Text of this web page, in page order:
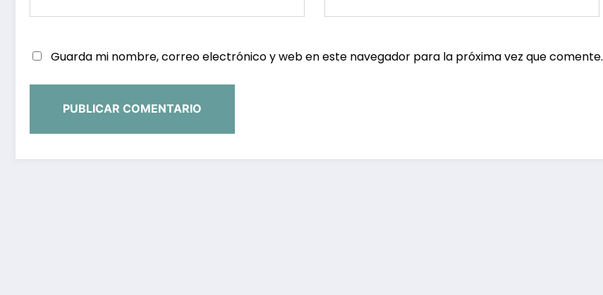
Guarda mi nombre, correo electrónico y web en este navegador para la próxima vez que comente.